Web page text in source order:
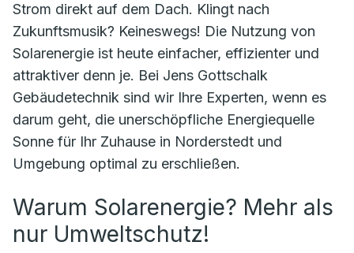
Strom direkt auf dem Dach. Klingt nach
Zukunftsmusik? Keineswegs! Die Nutzung von
Solarenergie ist heute einfacher, effizienter und
attraktiver denn je. Bei Jens Gottschalk
Gebäudetechnik sind wir Ihre Experten, wenn es
darum geht, die unerschöpfliche Energiequelle
Sonne für Ihr Zuhause in Norderstedt und
Umgebung optimal zu erschließen.
Warum Solarenergie? Mehr als
nur Umweltschutz!